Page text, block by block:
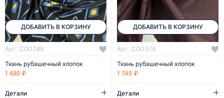
ДОБАВИТЬ В КОРЗИНУ
Арт.: CO0389
Ткань рубашечный хлопок
1 680 ₽
Детали
ДОБАВИТЬ В КОРЗИНУ
Арт.: CO0379
Ткань рубашечный хлопок
1 740 ₽
Детали